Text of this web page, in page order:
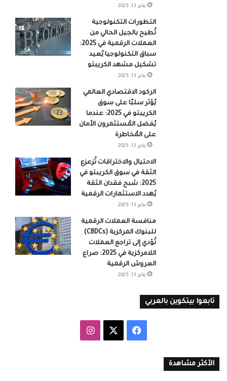
يناير 13, 2025
التطورات التكنولوجية
تُطيح بالجيل الحالي من
العملات الرقمية في 2025:
سباق التكنولوجيا يُعيد
تشكيل مشهد الكريبتو
يناير 13, 2025
الركود الاقتصادي العالمي
يُؤثر سلبًا على سوق
الكريبتو في 2025: عندما
يُفضل المُستثمرون الأمان
على المُخاطرة
يناير 13, 2025
الاحتيال والاختراقات تُزعزع
الثقة في سوق الكريبتو في
2025: شبح فقدان الثقة
يُهدد الاستثمارات الرقمية
يناير 13, 2025
منافسة العملات الرقمية
للبنوك المركزية (CBDCs)
تُؤدي إلى تراجع العملات
اللامركزية في 2025: صراع
العروش الرقمية
يناير 13, 2025
تابعوا بيتكوين بالعربي
فيسبوك انستقرام
الأكثر مشاهدة